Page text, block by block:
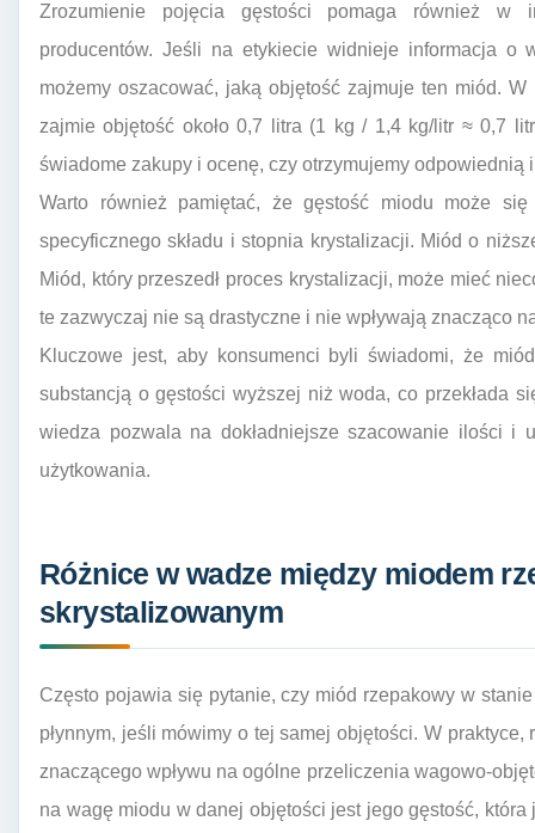
Zrozumienie pojęcia gęstości pomaga również w
producentów. Jeśli na etykiecie widnieje informacja o
możemy oszacować, jaką objętość zajmuje ten miód.
zajmie objętość około 0,7 litra (1 kg / 1,4 kg/litr ≈ 0,7
świadome zakupy i ocenę, czy otrzymujemy odpowiednią
Warto również pamiętać, że gęstość miodu może
specyficznego składu i stopnia krystalizacji. Miód o
Miód, który przeszedł proces krystalizacji, może mieć
te zazwyczaj nie są drastyczne i nie wpływają znacząco
Kluczowe jest, aby konsumenci byli świadomi, że
substancją o gęstości wyższej niż woda, co przekłada
wiedza pozwala na dokładniejsze szacowanie ilości i
użytkowania.
Różnice w wadze między miodem
skrystalizowanym
Często pojawia się pytanie, czy miód rzepakowy w
płynnym, jeśli mówimy o tej samej objętości. W
znaczącego wpływu na ogólne przeliczenia wagowo-
na wagę miodu w danej objętości jest jego gęstość,